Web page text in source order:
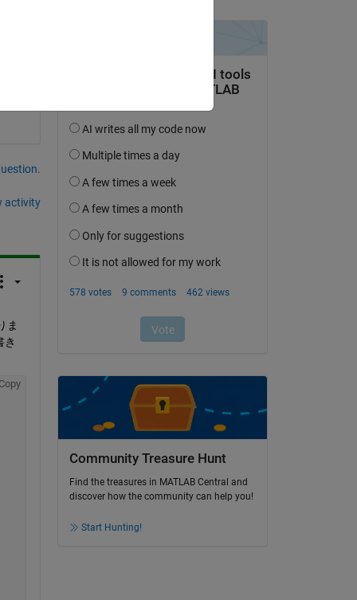
activity
ま
き
Community Treasure Hunt
Find the treasures in MATLAB Central and
discover how the community can help you!
Start Hunting!